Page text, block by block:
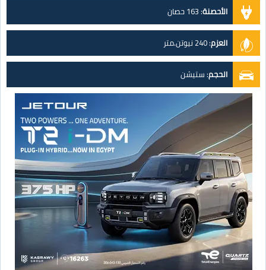
الأحصنة:163 حصان
العزم:240 نيوتن.متر
الحجم:ستيشن